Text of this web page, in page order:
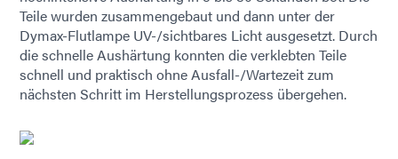
Teile wurden zusammengebaut und dann unter der
Dymax-Flutlampe UV-/sichtbares Licht ausgesetzt. Durch
die schnelle Aushärtung konnten die verklebten Teile
schnell und praktisch ohne Ausfall-/Wartezeit zum
nächsten Schritt im Herstellungsprozess übergehen.